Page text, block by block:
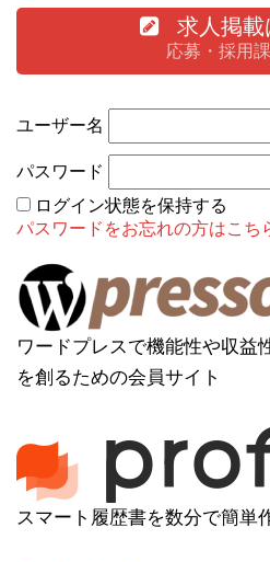
求人掲載
応募・採用
ユーザー名
パスワード
ログイン状態を保持する
パスワードをお忘れの方はこち
ワードプレスで機能性や収益
を創るための会員サイト
スマート履歴書を数分で簡単